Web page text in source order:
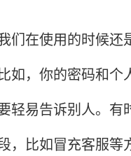
在使用的时候还
如，你的密码和个
轻易告诉别人。有
，比如冒充客服等